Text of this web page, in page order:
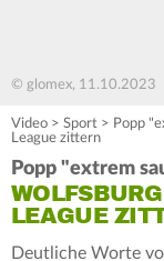
© glomex, 11.10.2023
Video > Sport > Popp
League zittern
Popp "extrem
LEAGUE
Deutliche Worte